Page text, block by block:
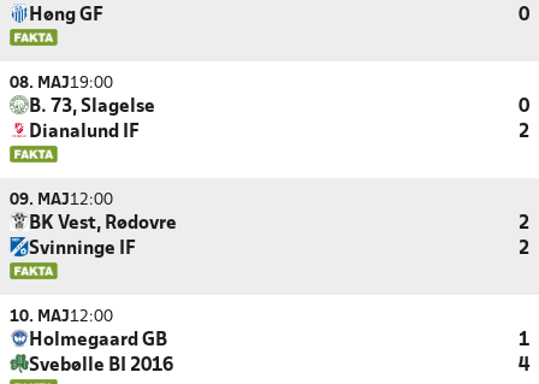
Høng GF
0
08. MAJ19:00
B. 73, Slagelse
0
Dianalund IF
2
09. MAJ12:00
BK Vest, Rødovre
2
Svinninge IF
2
10. MAJ12:00
Holmegaard GB
1
Svebølle BI 2016
4